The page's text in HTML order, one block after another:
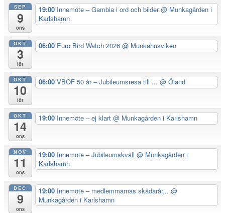
SEP
9
ons
19:00 Innemöte – Gambia i ord och bilder@ Munkagården i
Karlshamn
OKT
3
lör
06:00 Euro Bird Watch 2026 @ Munkahusviken
OKT
10
lör
06:00 VBOF 50 år – Jubileumsresa till ... @ Öland
OKT
14
ons
19:00 Innemöte – ej klart @ Munkagården i Karlshamn
NOV
11
ons
19:00 Innemöte – Jubileumskväll @ Munkagården i
Karlshamn
DEC
9
ons
19:00 Innemöte – medlemmarnas skådarår... @
Munkagården i Karlshamn